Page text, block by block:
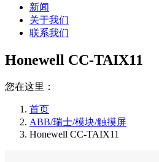
新闻
关于我们
联系我们
Honewell CC-TAIX11
您在这里：
首页
ABB/瑞士/模块/触摸屏
Honewell CC-TAIX11